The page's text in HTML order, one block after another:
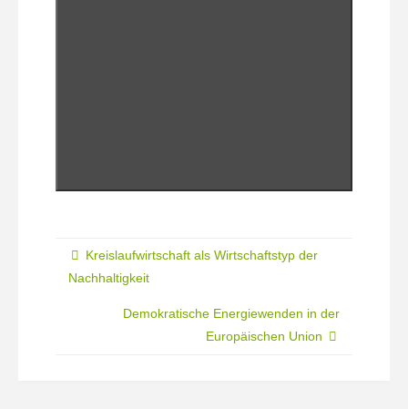
Kreislaufwirtschaft als Wirtschaftstyp der
Nachhaltigkeit
Demokratische Energiewenden in der
Europäischen Union